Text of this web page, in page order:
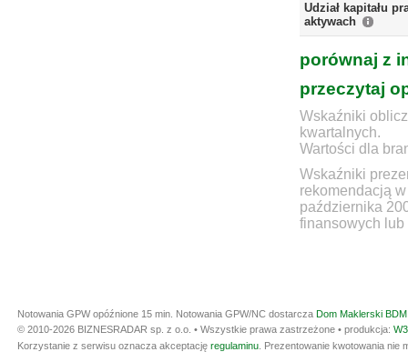
Udział kapitału
aktywach
porównaj z
przeczytaj
Wskaźniki
kwartalnych.
Wartości dla
Wskaźniki
rekomendacją
października
finansowych lub
Notowania GPW opóźnione 15 min. Notowania GPW/NC dostarcza Dom Maklerski
© 2010-2026 BIZNESRADAR sp. z o.o. • Wszystkie prawa zastrzeżone • produkcja:
Korzystanie z serwisu oznacza akceptację regulaminu . Prezentowanie kwotowania